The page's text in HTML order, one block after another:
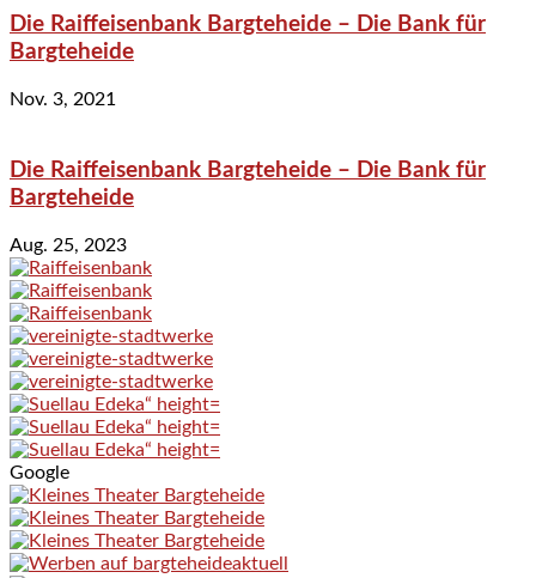
Die Raiffeisenbank Bargteheide – Die Bank für
Bargteheide
Nov. 3, 2021
Die Raiffeisenbank Bargteheide – Die Bank für
Bargteheide
Aug. 25, 2023
Google